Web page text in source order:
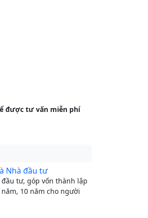
được tư vấn miễn phí
Nhà đầu tư
tư, góp vốn thành lập
10 năm cho người